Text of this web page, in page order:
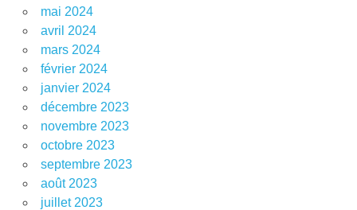
mai 2024
avril 2024
mars 2024
février 2024
janvier 2024
décembre 2023
novembre 2023
octobre 2023
septembre 2023
août 2023
juillet 2023